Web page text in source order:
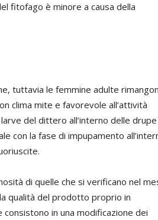
fitofago è minore a causa della
tuttavia le femmine adulte
clima mite e favorevole all’attività
del dittero all’interno delle drupe
con la fase di impupamento
di quelle che si verificano nel
qualità del prodotto proprio in
in una modificazione dei